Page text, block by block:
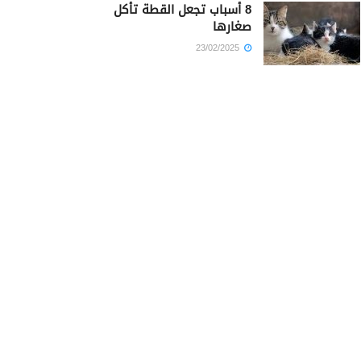
8 أسباب تجعل القطة تأكل
صغارها